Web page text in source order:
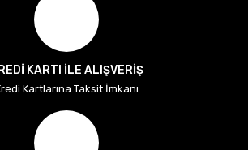
KARTI İLE ALIŞVERİŞ
Kartlarına Taksit İmkanı